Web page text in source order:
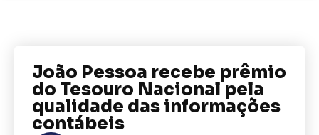
João Pessoa recebe prêmio
do Tesouro Nacional pela
qualidade das informações
contábeis